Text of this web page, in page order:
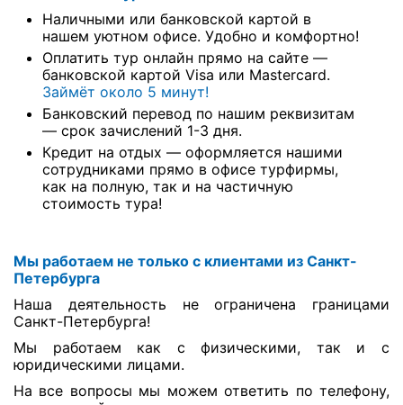
Наличными или банковской картой в
нашем уютном офисе. Удобно и комфортно!
Оплатить тур онлайн прямо на сайте —
банковской картой Visa или Mastercard.
Займёт около 5 минут!
Банковский перевод по нашим реквизитам
— срок зачислений 1-3 дня.
Кредит на отдых — оформляется нашими
сотрудниками прямо в офисе турфирмы,
как на полную, так и на частичную
стоимость тура!
Мы работаем не только с клиентами из Санкт-
Петербурга
Наша деятельность не ограничена границами
Санкт-Петербурга!
Мы работаем как с физическими, так и с
юридическими лицами.
На все вопросы мы можем ответить по телефону,